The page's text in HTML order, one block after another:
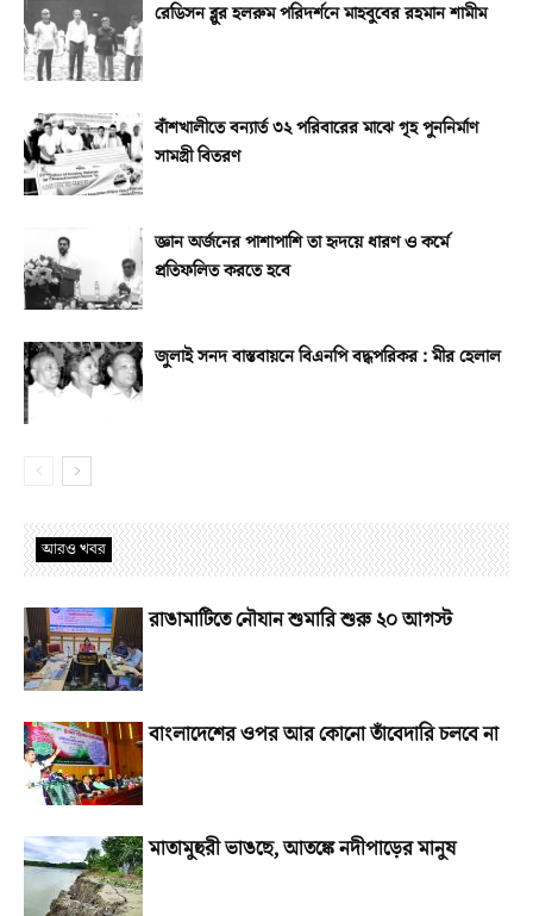
রেডিসন ব্লুর হলরুম পরিদর্শনে মাহবুবের রহমান শামীম
বাঁশখালীতে বন্যার্ত ৩২ পরিবারের মাঝে গৃহ পুননির্মাণ
সামগ্রী বিতরণ
জ্ঞান অর্জনের পাশাপাশি তা হৃদয়ে ধারণ ও কর্মে
প্রতিফলিত করতে হবে
জুলাই সনদ বাস্তবায়নে বিএনপি বদ্ধপরিকর : মীর হেলাল
আরও খবর
রাঙামাটিতে নৌযান শুমারি শুরু ২০ আগস্ট
বাংলাদেশের ওপর আর কোনো তাঁবেদারি চলবে না
মাতামুহুরী ভাঙছে, আতঙ্কে নদীপাড়ের মানুষ